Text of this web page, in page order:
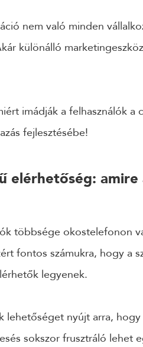
nem való minden
különálló
imádják a felhasználók
fejlesztésébe!
elérhetőség:
többsége okostelefonon
fontos számukra, hogy a
legyenek.
lehetőséget nyújt arra,
sokszor frusztráló lehet